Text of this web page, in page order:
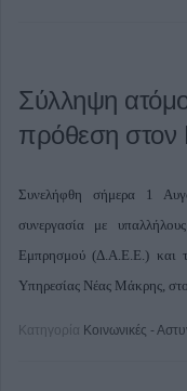
Σύλληψη
πρόθεση στον
Συνελήφθη σήμερα 1
συνεργασία με
Εμπρησμού (Δ.Α.Ε.Ε.) και
Υπηρεσίας Νέας Μάκρης,
Κατηγορία Κοινωνικές -